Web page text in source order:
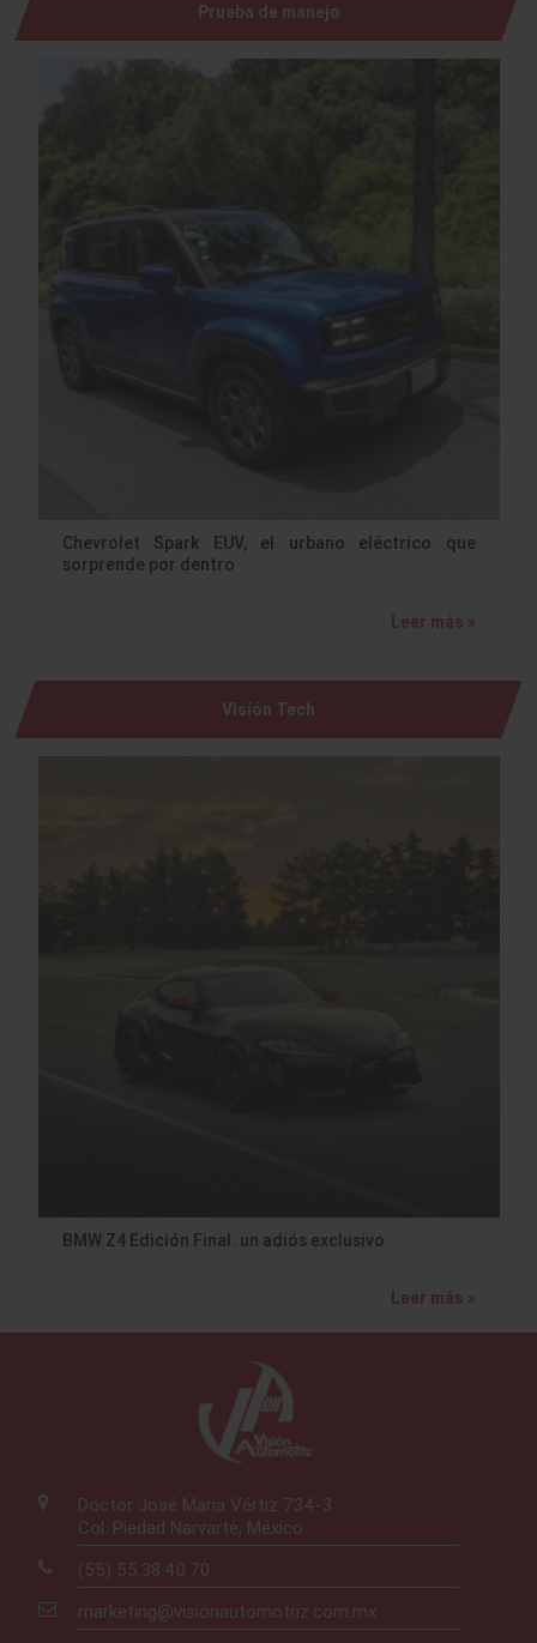
Prueba de manejo
Chevrolet Spark EUV, el urbano eléctrico que
sorprende por dentro
Leer más »
Visión Tech
BMW Z4 Edición Final: un adiós exclusivo
Leer más »
Doctor José María Vértiz 734-3
Col. Piedad Narvarte, México
(55) 55.38.40.70
marketing@visionautomotriz.com.mx